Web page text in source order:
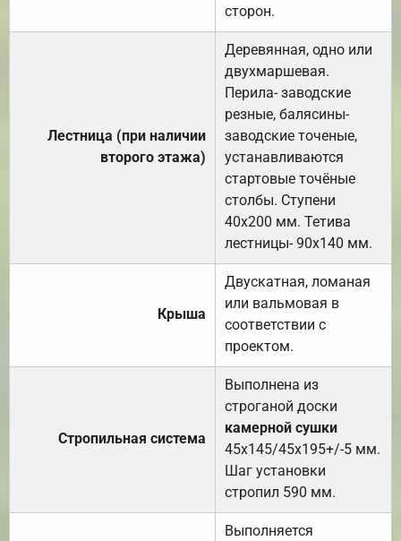
сторон.
Лестница (при наличии
второго этажа)
Деревянная, одно или
двухмаршевая.
Перила- заводские
резные, балясины-
заводские точеные,
устанавливаются
стартовые точёные
столбы. Ступени
40х200 мм. Тетива
лестницы- 90х140 мм.
Крыша
Двускатная, ломаная
или вальмовая в
соответствии с
проектом.
Стропильная система
Выполнена из
строганой доски
камерной сушки
45х145/45х195+/-5 мм.
Шаг установки
стропил 590 мм.
Выполняется